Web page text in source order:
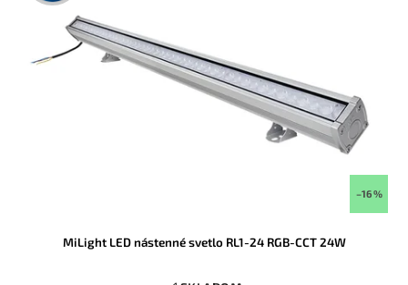
–16 %
MiLight LED nástenné svetlo RL1-24 RGB-CCT 24W